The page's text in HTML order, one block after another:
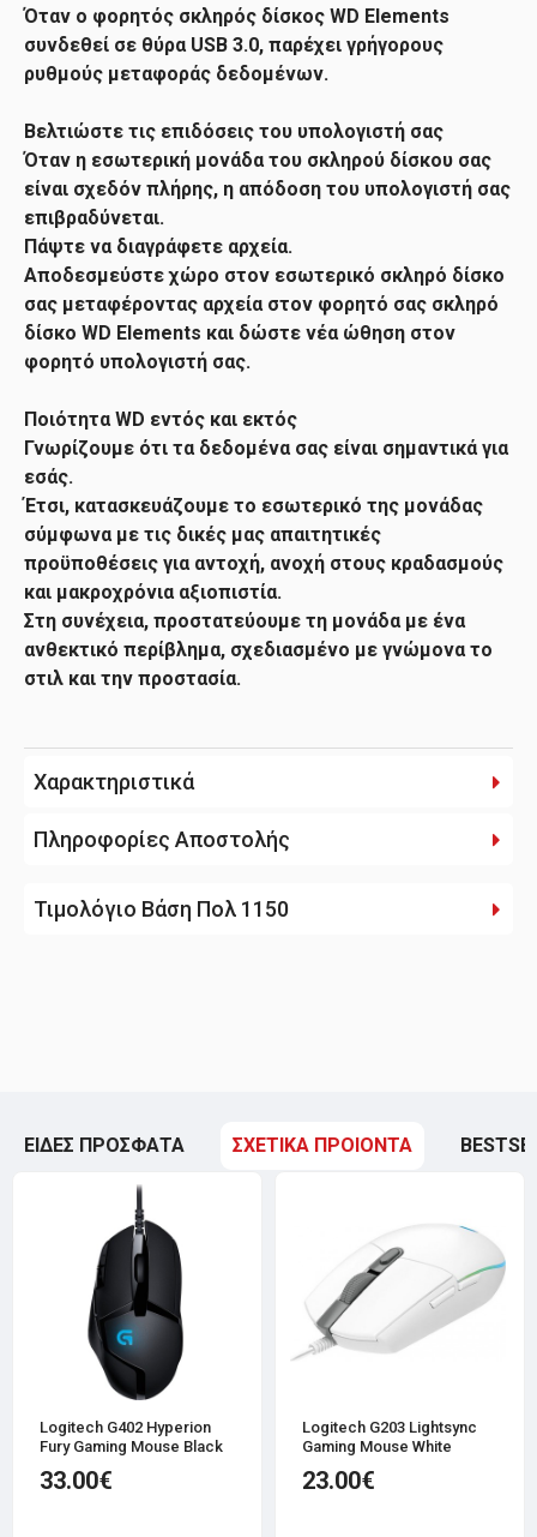
Όταν ο φορητός σκληρός δίσκος WD Elements
συνδεθεί σε θύρα USB 3.0, παρέχει γρήγορους
ρυθμούς μεταφοράς δεδομένων.
Βελτιώστε τις επιδόσεις του υπολογιστή σας
Όταν η εσωτερική μονάδα του σκληρού δίσκου σας
είναι σχεδόν πλήρης, η απόδοση του υπολογιστή σας
επιβραδύνεται.
Πάψτε να διαγράφετε αρχεία.
Αποδεσμεύστε χώρο στον εσωτερικό σκληρό δίσκο
σας μεταφέροντας αρχεία στον φορητό σας σκληρό
δίσκο WD Elements και δώστε νέα ώθηση στον
φορητό υπολογιστή σας.
Ποιότητα WD εντός και εκτός
Γνωρίζουμε ότι τα δεδομένα σας είναι σημαντικά για
εσάς.
Έτσι, κατασκευάζουμε το εσωτερικό της μονάδας
σύμφωνα με τις δικές μας απαιτητικές
προϋποθέσεις για αντοχή, ανοχή στους κραδασμούς
και μακροχρόνια αξιοπιστία.
Στη συνέχεια, προστατεύουμε τη μονάδα με ένα
ανθεκτικό περίβλημα, σχεδιασμένο με γνώμονα το
στιλ και την προστασία.
Χαρακτηριστικά
Πληροφορίες Αποστολής
Τιμολόγιο Βάση Πολ 1150
ΕΙΔΕΣ ΠΡΟΣΦΑΤΑ ΣΧΕΤΙΚΑ ΠΡΟΙΟΝΤΑ
Logitech G402 Hyperion
Fury Gaming Mouse Black
33.00€
Logitech G203 Lightsync
Gaming Mouse White
23.00€